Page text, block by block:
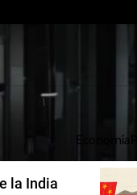
Economía
la India